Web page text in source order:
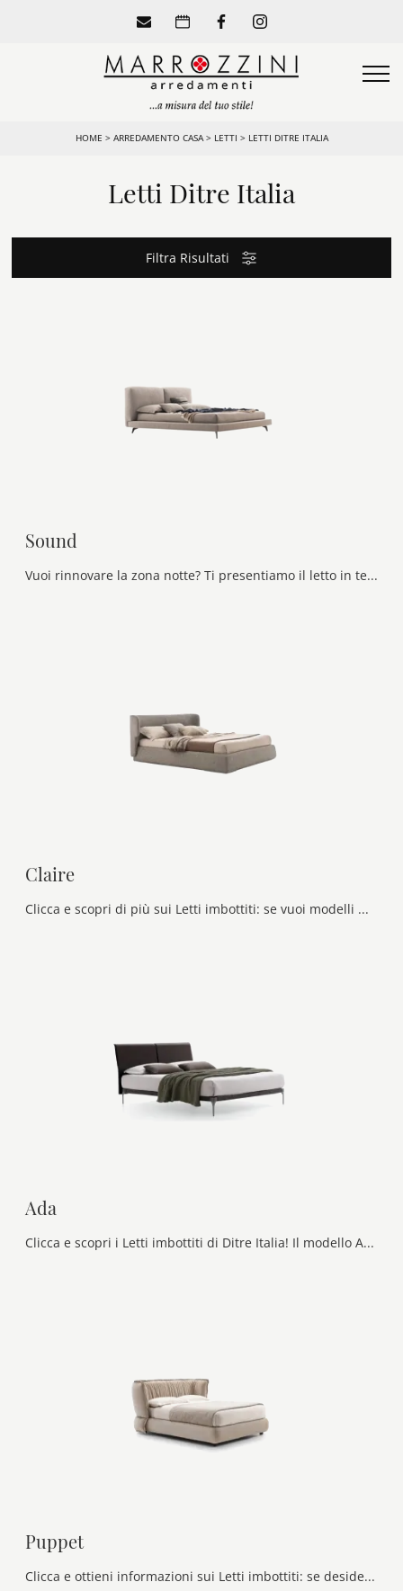
HOME > ARREDAMENTO CASA> LETTI > LETTI DITRE ITALIA
Letti Ditre Italia
Filtra Risultati
Sound
Vuoi rinnovare la zona notte? Ti presentiamo il letto in tessuto Sound di Ditre Italia per spazi moderni.
Claire
Clicca e scopri di più sui Letti imbottiti: se vuoi modelli matrimoniali moderni, il modello Claire Ditre Italia fa per te.
Ada
Clicca e scopri i Letti imbottiti di Ditre Italia! Il modello Ada in pelle ti attende nelle versioni matrimoniali.
Puppet
Clicca e ottieni informazioni sui Letti imbottiti: se desideri modelli matrimoniali design, il modello Puppet Ditre Italia fa per te.